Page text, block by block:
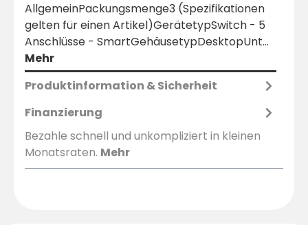
AllgemeinPackungsmenge3 (Spezifikationen
gelten für einen Artikel)GerätetypSwitch - 5
Anschlüsse - SmartGehäusetypDesktopUnt…
Mehr
Produktinformation & Sicherheit
Finanzierung
Bezahle schnell und unkompliziert in kleinen
Monatsraten. Mehr